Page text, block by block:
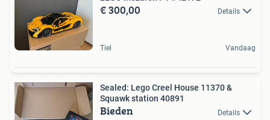
€ 300,00 Details
Tiel Vandaag
Sealed: Lego Creel House 11370 &
Squawk station 40891
Bieden Details